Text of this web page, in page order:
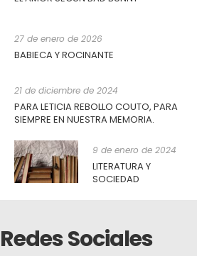
27 de enero de 2026
BABIECA Y ROCINANTE
21 de diciembre de 2024
PARA LETICIA REBOLLO COUTO, PARA
SIEMPRE EN NUESTRA MEMORIA.
9 de enero de 2024
LITERATURA Y
SOCIEDAD
Redes Sociales